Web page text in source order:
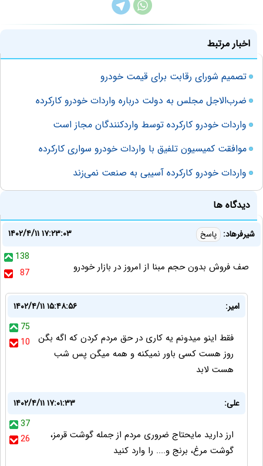
اخبار مرتبط
تصمیم شورای رقابت برای قیمت خودرو
ضرب‌الاجل مجلس به دولت درباره واردات خودرو کارکرده
واردات خودرو کارکرده توسط واردکنندگان مجاز است
موافقت کمیسیون تلفیق با واردات خودرو سواری کارکرده
واردات خودرو کارکرده آسیبی به صنعت نمی‌زند
دیدگاه ها
شیرفرهاد: پاسخ
۱۴۰۲/۴/۱۱ ۱۷:۲۳:۰۳
138
87
صف فروش بدون حجم مبنا از امروز در بازار خودرو
امیر:
۱۴۰۲/۴/۱۱ ۱۵:۴۸:۵۶
75
10
فقط اینو میدونم یه کاری در حق مردم کردن که اگه بگن
روز هست کسی باور نمیکنه و همه میگن پس شب
هست لابد
علی:
۱۴۰۲/۴/۱۱ ۱۷:۰۱:۳۳
37
26
ارز دارید مایحتاج ضروری مردم از جمله گوشت قرمز،
گوشت مرغ، برنج و.... را وارد کنید